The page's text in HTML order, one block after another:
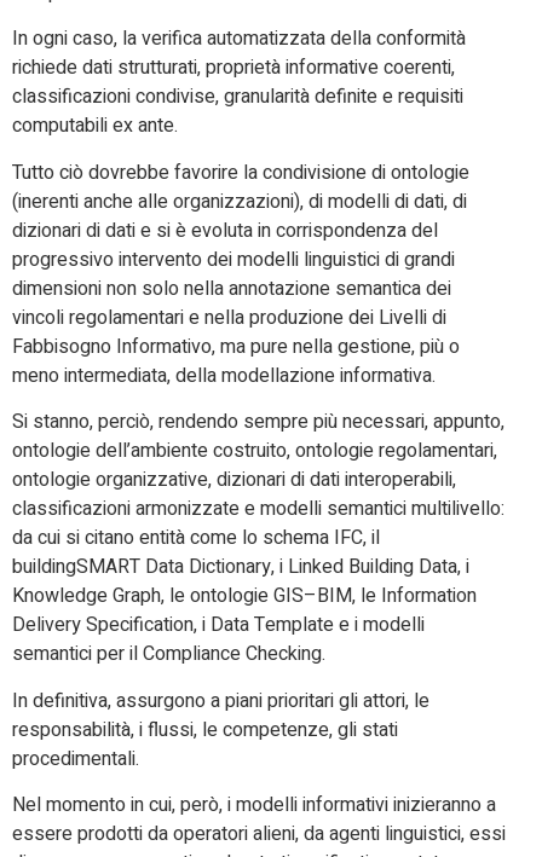
In ogni caso, la verifica automatizzata della conformità
richiede dati strutturati, proprietà informative coerenti,
classificazioni condivise, granularità definite e requisiti
computabili ex ante.
Tutto ciò dovrebbe favorire la condivisione di ontologie
(inerenti anche alle organizzazioni), di modelli di dati, di
dizionari di dati e si è evoluta in corrispondenza del
progressivo intervento dei modelli linguistici di grandi
dimensioni non solo nella annotazione semantica dei
vincoli regolamentari e nella produzione dei Livelli di
Fabbisogno Informativo, ma pure nella gestione, più o
meno intermediata, della modellazione informativa.
Si stanno, perciò, rendendo sempre più necessari, appunto,
ontologie dell’ambiente costruito, ontologie regolamentari,
ontologie organizzative, dizionari di dati interoperabili,
classificazioni armonizzate e modelli semantici multilivello:
da cui si citano entità come lo schema IFC, il
buildingSMART Data Dictionary, i Linked Building Data, i
Knowledge Graph, le ontologie GIS–BIM, le Information
Delivery Specification, i Data Template e i modelli
semantici per il Compliance Checking.
In definitiva, assurgono a piani prioritari gli attori, le
responsabilità, i flussi, le competenze, gli stati
procedimentali.
Nel momento in cui, però, i modelli informativi inizieranno a
essere prodotti da operatori alieni, da agenti linguistici, essi